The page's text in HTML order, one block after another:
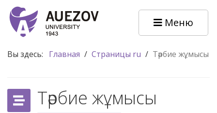
Меню
Вы здесь: Главная / Страницы ru / Тәрбие жұмысы
Тәрбие жұмысы